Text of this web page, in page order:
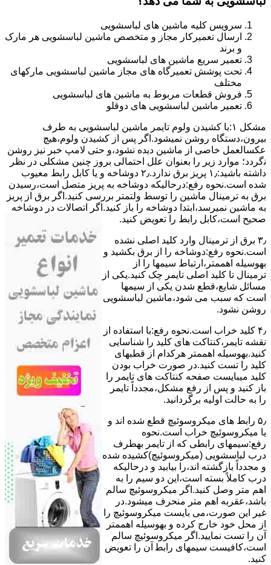
سرویس کلیه ماشین های لباسشویی
ارسال تعمیرکار مجاز و متخصص ماشین لباسشویی هر مارک
و برند
تعمیر سریع ماشین های لباسشویی
تحت پوشش تعمیرگاه های مجاز ماشین لباسشویی مارکهای
مختلف
فروش قطعات مربوط به ماشین های لباسشویی
تعمیر ماشین لباسشویی های دوقلو
مشکل ۱:ﺑﺎ ﮐﺸﯿﺪن وﻟﻮم ﺗﺎﯾﻤﺮ ماشین لباسشویی به طرف
ﺑﯿﺮون،دستگاه روﺷﻦ نمیشود.اﮔﺮ ﭘﺲ از ﮐﺸﯿﺪن وﻟﻮم،ﻫﯿﭻ
عکسالعمل ﺧﺎﺻﯽ از ﻣﺎﺷﯿﻦ دﯾﺪه نشود،و حتی ﻻﻣﭗ ﺧﺒﺮ ﻧﯿﺰ روﺷﻦ
ﻧگردد؛ موارد زیر را بعنوان ﻋﻠﻞ احتمالی بروز چنین مشکلی در نظر
داشته باشید:۱٫ ﭘﺮﯾﺰ ﺑﺮق ﻧﺪارد.۲٫ دوﺷﺎﺧﻪ و ﯾﺎ ﮐﺎﺑﻞ راﺑﻂ ﻣﻌﯿﻮب
ﺷﺪه است.نحوه رفع:درحالیکه دوﺷﺎﺧﻪ ﺑﻪ ﭘﺮﯾﺰ ﻣﺘﺼﻞ اﺳﺖ،رﺳﯿﺪن
ﺑﺮق ﺑﻪ ﺗﺮﻣﯿﻨﺎل ﻣﺎﺷﯿﻦ را ﺗﻮﺳﻂ ولتمتر بررسی ﮐﻨﯿﺪ.اﮔﺮ ﺑﺮق از ﭘﺮﯾﺰ
ﺑﻪ ﻣﺎﺷﯿﻦ نمیرسد،اﺑﺘﺪا دوشاخه را باز کنید.اﮔﺮ اﺗﺼﺎﻻت در دوشاخه
ﺻﺤﯿﺢ اﺳﺖ،ﮐﺎﺑﻞ راﺑﻂ را ﺗﻌﻮﯾﺾ کنید.
۳٫ ﺑﺮق از ﺗﺮﻣﯿﻨﺎل وارد ﮐﻠﯿﺪ اﺻﻠﯽ ﻧﺸﺪه
است.نحوه رﻓﻊ:دوشاخه را از ﺑﺮق بکشید و
بهوسیله اهممتر،ارﺗﺒﺎط سیمها را از
ﺗﺮﻣﯿﻨﺎل ﺗﺎ ﮐﻠﯿﺪ اﺻﻠﯽ ﺗﺎﯾﻤﺮ چک کنید.یکی از
مسائل شایع،ﻗﻄﻊ شدن ﯾﮑﯽ از سیمها
است که سبب می شود،ﻣﺎﺷﯿﻦ لباسشویی
روﺷﻦ نشود.
۴٫ ﮐﻠﯿﺪ ﺧﺮاب اﺳﺖ.نحوه رفع:ﺑﺎ اﺳﺘﻔﺎده از
ﻧﻘﺸﻪ ﺗﺎﯾﻤﺮ،ﮐﻨﺘﺎﮐﺖ ﻫﺎی ﮐﻠﯿﺪ را ﺷﻨﺎﺳﺎﯾﯽ
کنید.بهوسیله اهممتر هرکدام از قطبهای
ﮐﻠﯿﺪ را ﺗﺴﺖ ﮐﻨﯿﺪ.در ﺻﻮرت ﺧﺮاب ﺑﻮدن
ﮐﻠﯿﺪ میبایست ﺻﻔﺤﻪ ﮐﻨﺘﺎﮐﺖ ﻫﺎی ﺗﺎﯾﻤﺮ را
باز کنید و ﭘﺲ از رﻓﻊ مشکل،مجدداً ﺗﺎﯾﻤﺮ
را به حالت اوﻟﯿﻪ برگردانید.
۵٫ رابط های ﻣﯿﮑﺮوﺳﻮﺋﯿﭻ ﻗﻄﻊ شده اند و
ﯾﺎ ﻣﯿﮑﺮوﺳﻮﺋﯿﭻ ﺧﺮاب اﺳﺖ.نحوه
رفع:سیمهای راﺑﻄﯽ ﮐﻪ از ﺗﺎﯾﻤﺮ بهطرف
درب لباسشویی (ﻣﯿﮑﺮوﺳﻮﺋﯿﭻ)کشیده شده
و مجدداً بازگشته اند،را ﺑﯿﺎﺑﯿﺪ و درحالیکه
درب کاملاً ﺑﺴﺘﻪ اﺳﺖ،اﯾﻦ دو ﺳﯿﻢ را ﺑﻪ
اﻫﻢ ﻣﺘﺮ وصل کنید.اﮔﺮ ﻣﯿﮑﺮوﺳﻮﺋﯿﭻ ﺳﺎﻟﻢ
ﺑﺎﺷﺪ،ﻋﻘﺮﺑﻪ اهم متر ﻣﻨﺤﺮف میشود.در
ﻏﯿﺮ اﯾﻦ ﺻﻮرت،می بایست ﻣﯿﮑﺮوﺳﻮﺋﯿﭻ را
از ﻣﺤﻞ خود ﺧﺎرج کرده و بهوسیله اهممتر
آن را ﺗﺴﺖ ﻧﻤﺎﯾﯿﺪ.اﮔﺮ ﻣﯿﮑﺮوﺳﻮﺋﯿﭻ ﺳﺎﻟﻢ
اﺳﺖ،ﮐﺎﻓﯿﺴﺖ سیمهای راﺑﻄ آن را ﺗﻌﻮﯾﺾ
کنید.